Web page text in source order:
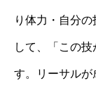
り体力・自分
して、「この
す。リーサルが